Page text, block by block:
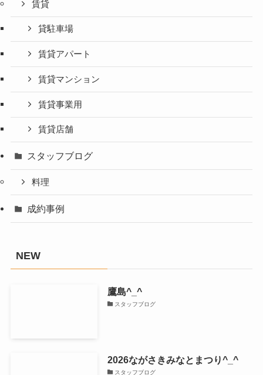
賃貸
貸駐車場
賃貸アパート
賃貸マンション
賃貸事業用
賃貸店舗
スタッフブログ
料理
成約事例
NEW
鷹島^_^
スタッフブログ
2026ながさきみなとまつり^_^
スタッフブログ